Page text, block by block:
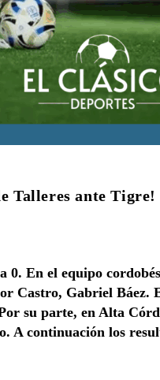
Talleres ante Tigre!
0. En el equipo
Castro, Gabriel Báez.
su parte, en Alta
A continuación los